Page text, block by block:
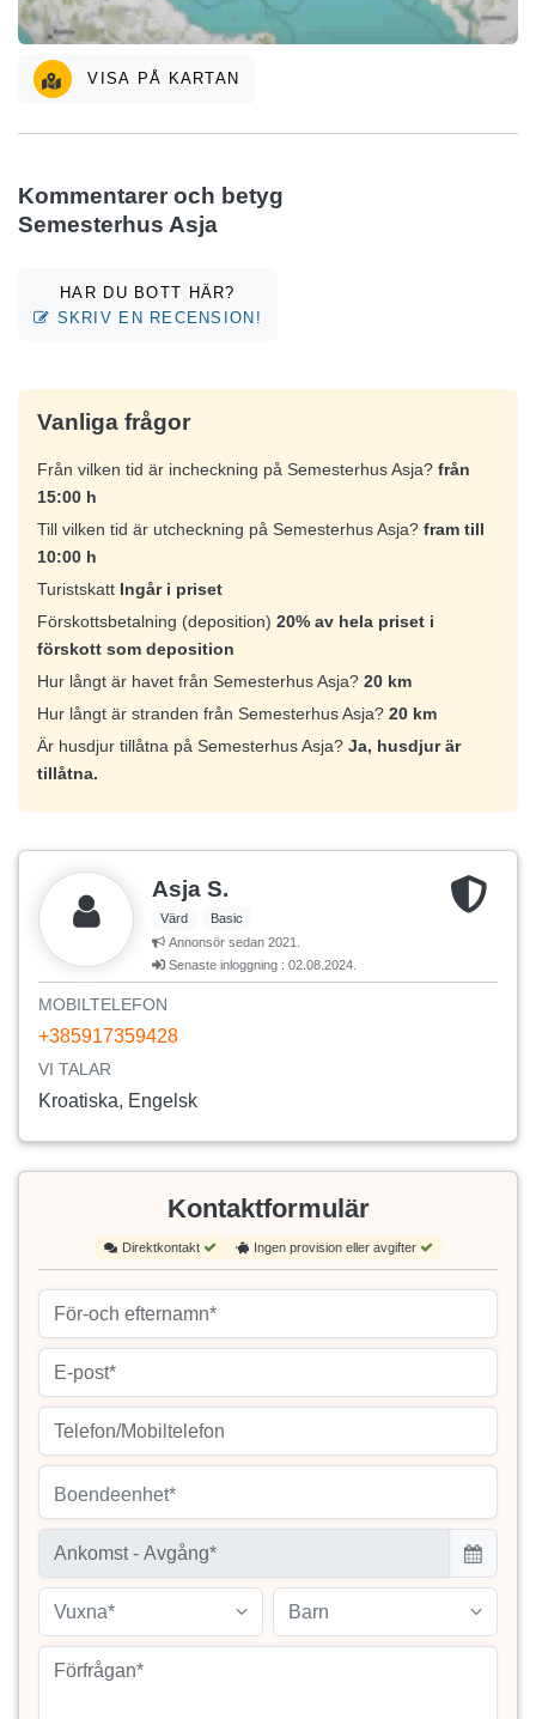
VISA PÅ KARTAN
Kommentarer och betyg
Semesterhus Asja
HAR DU BOTT HÄR?
SKRIV EN RECENSION!
Vanliga frågor
Från vilken tid är incheckning på Semesterhus Asja? från
15:00 h
Till vilken tid är utcheckning på Semesterhus Asja? fram till
10:00 h
Turistskatt Ingår i priset
Förskottsbetalning (deposition) 20% av hela priset i
förskott som deposition
Hur långt är havet från Semesterhus Asja? 20 km
Hur långt är stranden från Semesterhus Asja? 20 km
Är husdjur tillåtna på Semesterhus Asja? Ja, husdjur är
tillåtna.
Asja S.
Värd
Basic
Annonsör sedan 2021.
Senaste inloggning : 02.08.2024.
MOBILTELEFON
+385917359428
VI TALAR
Kroatiska, Engelsk
Kontaktformulär
Direktkontakt Ingen provision eller avgifter
Boendeenhet*
Vuxna* Barn